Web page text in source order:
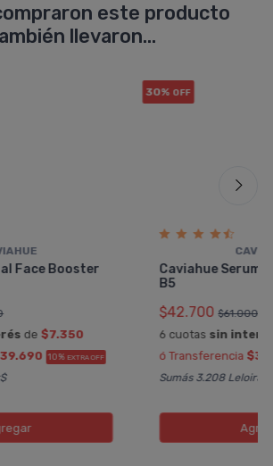
este producto
llevaron...
Face Booster
de $7.350
10% EXTRA OFF
30% OFF
Caviahue Serum
B5
$42.700 $61.000
6 cuotas sin
ó Transferencia
Sumás 3.208 Leloir$